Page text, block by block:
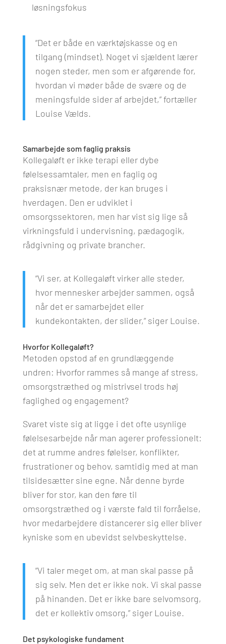
løsningsfokus
“Det er både en værktøjskasse og en
tilgang (mindset). Noget vi sjældent lærer
nogen steder, men som er afgørende for,
hvordan vi møder både de svære og de
meningsfulde sider af arbejdet,” fortæller
Louise Vælds.
Samarbejde som faglig praksis
Kollegaløft er ikke terapi eller dybe
følelsessamtaler, men en faglig og
praksisnær metode, der kan bruges i
hverdagen. Den er udviklet i
omsorgssektoren, men har vist sig lige så
virkningsfuld i undervisning, pædagogik,
rådgivning og private brancher.
“Vi ser, at Kollegaløft virker alle steder,
hvor mennesker arbejder sammen, også
når det er samarbejdet eller
kundekontakten, der slider,” siger Louise.
Hvorfor Kollegaløft?
Metoden opstod af en grundlæggende
undren: Hvorfor rammes så mange af stress,
omsorgstræthed og mistrivsel trods høj
faglighed og engagement?
Svaret viste sig at ligge i det ofte usynlige
følelsesarbejde når man agerer professionelt:
det at rumme andres følelser, konflikter,
frustrationer og behov, samtidig med at man
tilsidesætter sine egne. Når denne byrde
bliver for stor, kan den føre til
omsorgstræthed og i værste fald til forråelse,
hvor medarbejdere distancerer sig eller bliver
kyniske som en ubevidst selvbeskyttelse.
“Vi taler meget om, at man skal passe på
sig selv. Men det er ikke nok. Vi skal passe
på hinanden. Det er ikke bare selvomsorg,
det er kollektiv omsorg,” siger Louise.
Det psykologiske fundament